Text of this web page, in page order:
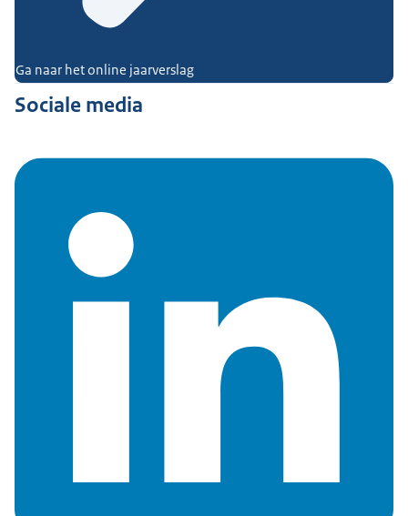
Ga naar het online jaarverslag
Sociale media